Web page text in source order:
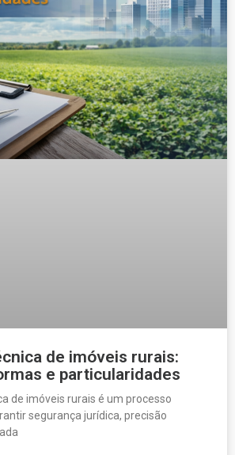
de imóveis rurais:
e particularidades
de imóveis rurais é um processo
segurança jurídica, precisão